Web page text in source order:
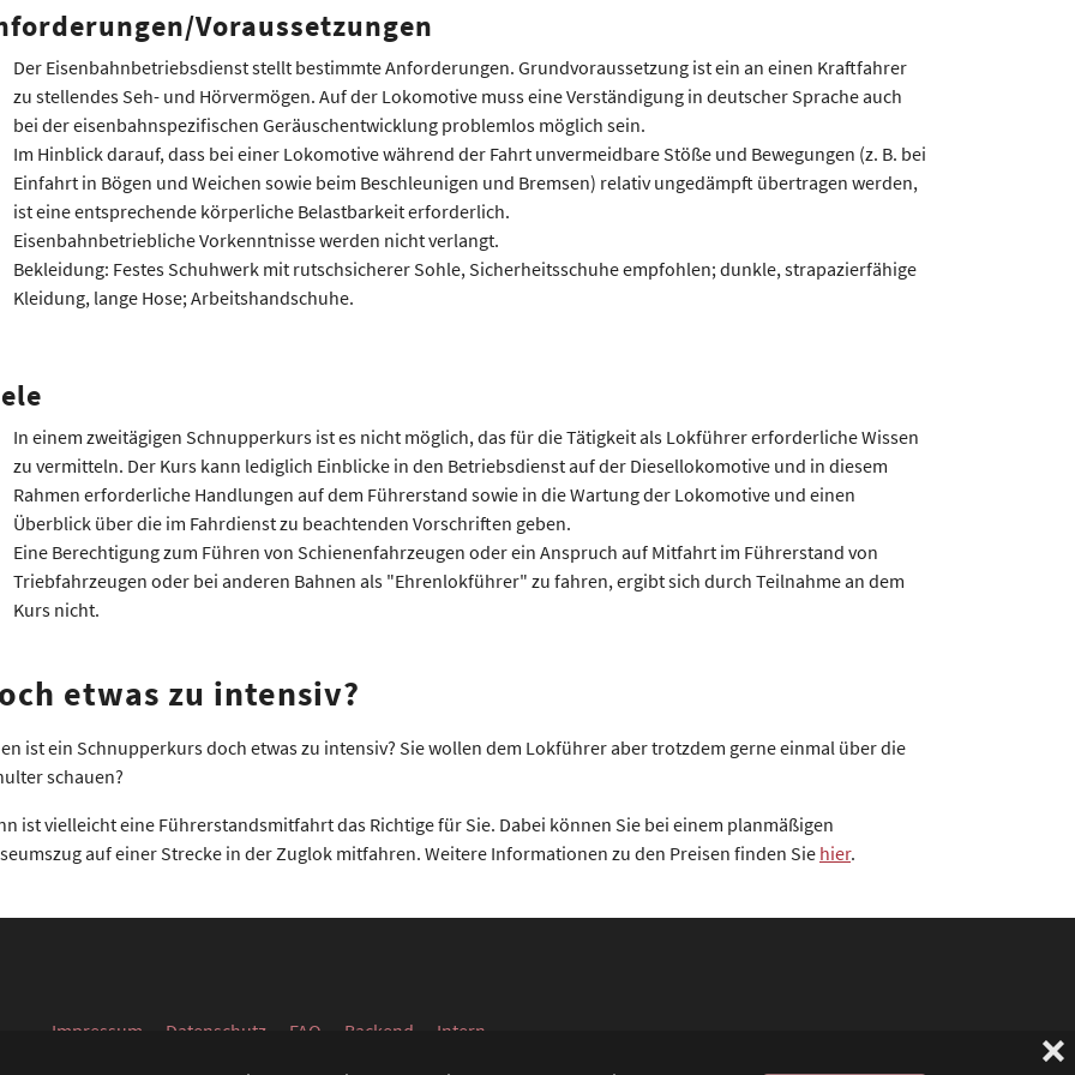
❌
Voraussetzungen
Der Eisenbahnbetriebsdienst stellt bestimmte Anforderungen. Grundvoraussetzung ist ein an einen Kraftfahrer
zu stellendes Seh- und Hörvermögen. Auf der Lokomotive muss eine Verständigung in deutscher Sprache auch
bei der eisenbahnspezifischen Geräuschentwicklung problemlos möglich sein.
Im Hinblick darauf, dass bei einer Lokomotive während der Fahrt unvermeidbare Stöße und Bewegungen (z. B. bei
Einfahrt in Bögen und Weichen sowie beim Beschleunigen und Bremsen) relativ ungedämpft übertragen werden,
ist eine entsprechende körperliche Belastbarkeit erforderlich.
Eisenbahnbetriebliche Vorkenntnisse werden nicht verlangt.
Bekleidung: Festes Schuhwerk mit rutschsicherer Sohle, Sicherheitsschuhe empfohlen; dunkle, strapazierfähige
Kleidung, lange Hose; Arbeitshandschuhe.
In einem zweitägigen Schnupperkurs ist es nicht möglich, das für die Tätigkeit als Lokführer erforderliche Wissen
zu vermitteln. Der Kurs kann lediglich Einblicke in den Betriebsdienst auf der Diesellokomotive und in diesem
Rahmen erforderliche Handlungen auf dem Führerstand sowie in die Wartung der Lokomotive und einen
Überblick über die im Fahrdienst zu beachtenden Vorschriften geben.
Eine Berechtigung zum Führen von Schienenfahrzeugen oder ein Anspruch auf Mitfahrt im Führerstand von
Triebfahrzeugen oder bei anderen Bahnen als "Ehrenlokführer" zu fahren, ergibt sich durch Teilnahme an dem
Kurs nicht.
etwas zu intensiv?
ist ein Schnupperkurs doch etwas zu intensiv? Sie wollen dem Lokführer aber trotzdem gerne einmal über die
schauen?
ist vielleicht eine Führerstandsmitfahrt das Richtige für Sie. Dabei können Sie bei einem planmäßigen
auf einer Strecke in der Zuglok mitfahren. Weitere Informationen zu den Preisen finden Sie hier.
Impressum Datenschutz FAQ Backend
Intern